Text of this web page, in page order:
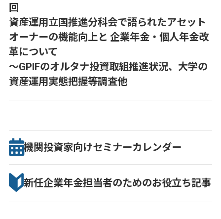
回
資産運用立国推進分科会で語られたアセット
オーナーの機能向上と 企業年金・個人年金改
革について
～GPIFのオルタナ投資取組推進状況、大学の
資産運用実態把握等調査他
機関投資家向けセミナーカレンダー
新任企業年金担当者のためのお役立ち記事